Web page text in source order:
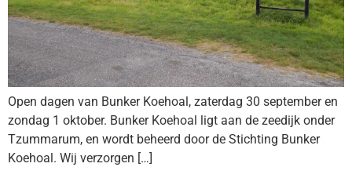
Open dagen van Bunker Koehoal, zaterdag 30 september en
zondag 1 oktober. Bunker Koehoal ligt aan de zeedijk onder
Tzummarum, en wordt beheerd door de Stichting Bunker
Koehoal. Wij verzorgen […]